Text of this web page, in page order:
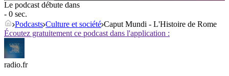
Le podcast débute dans
- 0 sec.
Podcasts Culture et société Caput Mundi - L'Histoire de Rome
Écoutez gratuitement ce podcast dans l'application :
radio.fr